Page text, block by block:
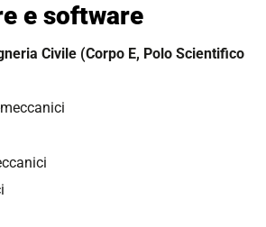
e software
Civile (Corpo E, Polo Scientifico